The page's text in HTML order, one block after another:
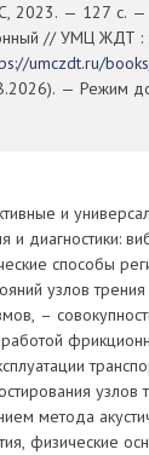
2023. — 127 с.
// УМЦ ЖДТ :
umczdt.ru/
— Режим
и
диагностики:
способы
узлов
–
узлов
метода
физические